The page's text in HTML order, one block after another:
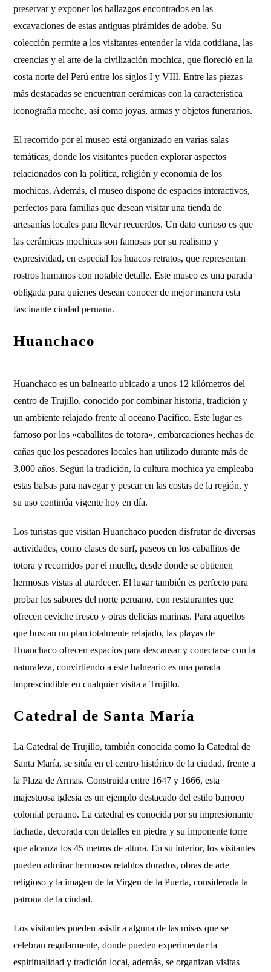
preservar y exponer los hallazgos encontrados en las
excavaciones de estas antiguas pirámides de adobe. Su
colección permite a los visitantes entender la vida cotidiana, las
creencias y el arte de la civilización mochica, que floreció en la
costa norte del Perú entre los siglos I y VIII. Entre las piezas
más destacadas se encuentran cerámicas con la característica
iconografía moche, así como joyas, armas y objetos funerarios.
El recorrido por el museo está organizado en varias salas
temáticas, donde los visitantes pueden explorar aspectos
relacionados con la política, religión y economía de los
mochicas. Además, el museo dispone de espacios interactivos,
perfectos para familias que desean visitar una tienda de
artesanías locales para llevar recuerdos. Un dato curioso es que
las cerámicas mochicas son famosas por su realismo y
expresividad, en especial los huacos retratos, que representan
rostros humanos con notable detalle. Este museo es una parada
obligada para quienes desean conocer de mejor manera esta
fascinante ciudad peruana.
Huanchaco
Huanchaco es un balneario ubicado a unos 12 kilómetros del
centro de Trujillo, conocido por combinar historia, tradición y
un ambiente relajado frente al océano Pacífico. Este lugar es
famoso por los «caballitos de totora», embarcaciones hechas de
cañas que los pescadores locales han utilizado durante más de
3,000 años. Según la tradición, la cultura mochica ya empleaba
estas balsas para navegar y pescar en las costas de la región, y
su uso continúa vigente hoy en día.
Los turistas que visitan Huanchaco pueden disfrutar de diversas
actividades, como clases de surf, paseos en los caballitos de
totora y recorridos por el muelle, desde donde se obtienen
hermosas vistas al atardecer. El lugar también es perfecto para
probar los sabores del norte peruano, con restaurantes que
ofrecen ceviche fresco y otras delicias marinas. Para aquellos
que buscan un plan totalmente relajado, las playas de
Huanchaco ofrecen espacios para descansar y conectarse con la
naturaleza, convirtiendo a este balneario es una parada
imprescindible en cualquier visita a Trujillo.
Catedral de Santa María
La Catedral de Trujillo, también conocida como la Catedral de
Santa María, se sitúa en el centro histórico de la ciudad, frente a
la Plaza de Armas. Construida entre 1647 y 1666, esta
majestuosa iglesia es un ejemplo destacado del estilo barroco
colonial peruano. La catedral es conocida por su impresionante
fachada, decorada con detalles en piedra y su imponente torre
que alcanza los 45 metros de altura. En su interior, los visitantes
pueden admirar hermosos retablos dorados, obras de arte
religioso y la imagen de la Virgen de la Puerta, considerada la
patrona de la ciudad.
Los visitantes pueden asistir a alguna de las misas que se
celebran regularmente, donde pueden experimentar la
espiritualidad y tradición local, además, se organizan visitas